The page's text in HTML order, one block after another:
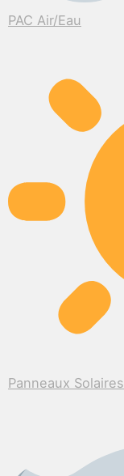
PAC Air/Eau
Panneaux Solaires